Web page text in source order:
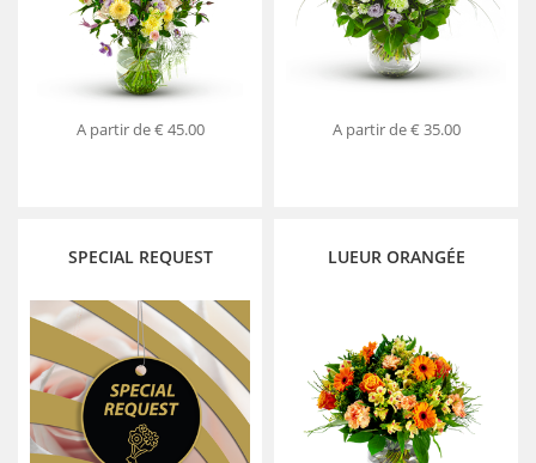
A partir de€ 45.00 A partir de€ 35.00
SPECIAL REQUEST LUEUR ORANGÉE